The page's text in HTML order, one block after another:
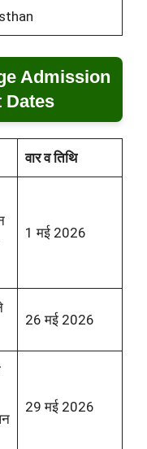
Admission
Dates
वार व तिथि
1 मई 2026
26 मई 2026
29 मई 2026